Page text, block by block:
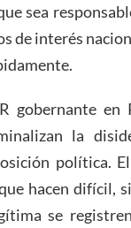
sea
de interés
gobernante en
la
política.
hacen difícil,
se